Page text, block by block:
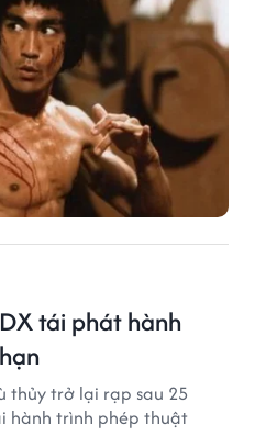
tái phát hành
thủy trở lại rạp sau 25
hành trình phép thuật